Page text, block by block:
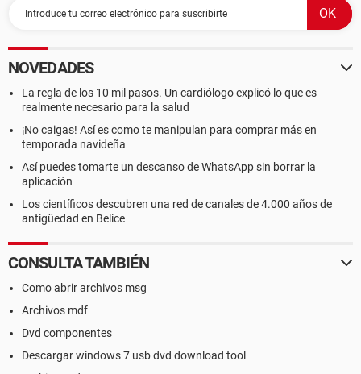
NOVEDADES
La regla de los 10 mil pasos. Un cardiólogo explicó lo que es
realmente necesario para la salud
¡No caigas! Así es como te manipulan para comprar más en
temporada navideña
Así puedes tomarte un descanso de WhatsApp sin borrar la
aplicación
Los científicos descubren una red de canales de 4.000 años de
antigüedad en Belice
CONSULTA TAMBIÉN
Como abrir archivos msg
Archivos mdf
Dvd componentes
Descargar windows 7 usb dvd download tool